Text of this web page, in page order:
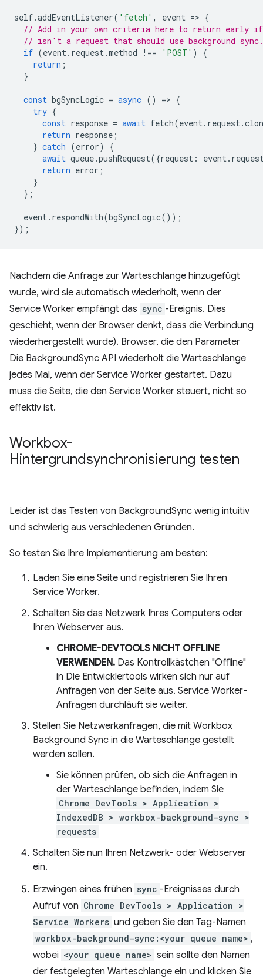
self.addEventListener( 'fetch' , event => {
// Add in your own criteria here to return early
// isn't a request that should use background sync.
if (event. request.method !== 'POST' )
{
return ;
}
const bgSyncLogic = async () => {
try {
const response = await fetch(event. request.
return response ;
} catch (error)
{
await queue.pushRequest({request : event.
return error ;
}
};
event. respondWith(bgSyncLogic());
});
Nachdem die Anfrage zur Warteschlange hinzugefügt
wurde, wird sie automatisch wiederholt, wenn der
Service Worker empfängt das sync -Ereignis. Dies
geschieht, wenn der Browser denkt, dass die Verbindung
wiederhergestellt wurde). Browser, die den Parameter
Die BackgroundSync API wiederholt die Warteschlange
jedes Mal, wenn der Service Worker gestartet. Dazu
muss die Seite, die den Service Worker steuert, nicht so
effektiv ist.
Workbox-
Hintergrundsynchronisierung testen
Leider ist das Testen von BackgroundSync wenig intuitiv
und schwierig aus verschiedenen Gründen.
So testen Sie Ihre Implementierung am besten:
Laden Sie eine Seite und registrieren Sie Ihren
Service Worker.
Schalten Sie das Netzwerk Ihres Computers oder
Ihren Webserver aus.
CHROME-DEVTOOLS NICHT OFFLINE
VERWENDEN. Das Kontrollkästchen "Offline"
in Die Entwicklertools wirken sich nur auf
Anfragen von der Seite aus. Service Worker-
Anfragen durchläuft sie weiter.
Stellen Sie Netzwerkanfragen, die mit Workbox
Background Sync in die Warteschlange gestellt
werden sollen.
Sie können prüfen, ob sich die Anfragen in
der Warteschlange befinden, indem Sie
Chrome DevTools > Application >
IndexedDB > workbox-background-sync >
requests
Schalten Sie nun Ihren Netzwerk- oder Webserver
ein.
Erzwingen eines frühen sync -Ereignisses durch
Aufruf von Chrome DevTools > Application >
Service Workers und geben Sie den Tag-Namen
workbox-background-sync:<your queue name> ,
wobei <your queue name> sein sollte den Namen
der festgelegten Warteschlange ein und klicken Sie